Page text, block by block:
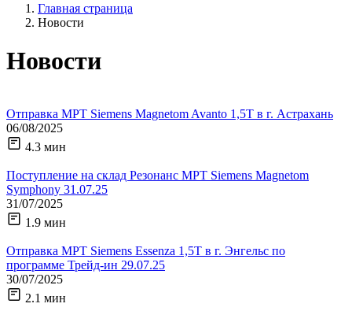
Главная страница
Новости
Новости
Отправка МРТ Siemens Magnetom Avanto 1,5Т в г. Астрахань
06/08/2025
4.3 мин
Поступление на склад Резонанс МРТ Siemens Magnetom
Symphony 31.07.25
31/07/2025
1.9 мин
Отправка МРТ Siemens Essenza 1,5Т в г. Энгельс по
программе Трейд-ин 29.07.25
30/07/2025
2.1 мин